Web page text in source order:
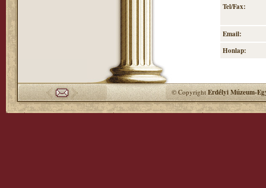
Tel/Fax:
Email:
Honlap:
© CopyrightErdélyi Múzeum-